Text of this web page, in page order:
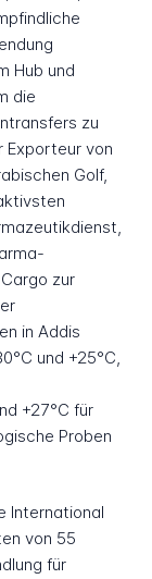
Hub und
die
zu
Exporteur von
Golf,
zur
in Addis
und +25°C,
+27°C für
Proben
International
von 55
für